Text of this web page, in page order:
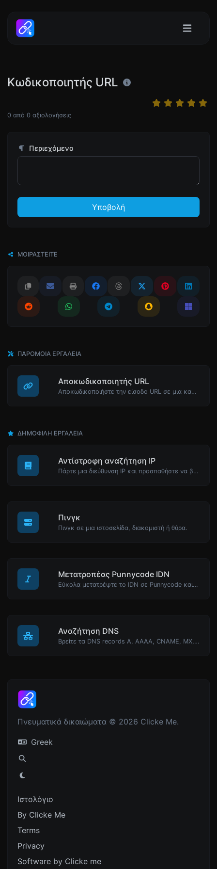
Κωδικοποιητής URL
0 από 0 αξιολογήσεις
Περιεχόμενο
Υποβολή
ΜΟΙΡΑΣΤΕΊΤΕ
ΠΑΡΌΜΟΙΑ ΕΡΓΑΛΕΊΑ
Αποκωδικοποιητής URL
Αποκωδικοποιήστε την είσοδο URL σε μια κανονική συμβολοσειρά.
ΔΗΜΟΦΙΛΉ ΕΡΓΑΛΕΊΑ
Αντίστροφη αναζήτηση IP
Πάρτε μια διεύθυνση IP και προσπαθήστε να βρείτε το domain/host που σχετίζεται με αυτήν.
Πινγκ
Πινγκ σε μια ιστοσελίδα, διακομιστή ή θύρα.
Μετατροπέας Punnycode IDN
Εύκολα μετατρέψτε το IDN σε Punnycode και πίσω.
Αναζήτηση DNS
Βρείτε τα DNS records A, AAAA, CNAME, MX, NS, TXT, SOA ενός host.
Πνευματικά δικαιώματα © 2026 Clicke Me.
Greek
Ιστολόγιο
By Clicke Me
Terms
Privacy
Software by Clicke me